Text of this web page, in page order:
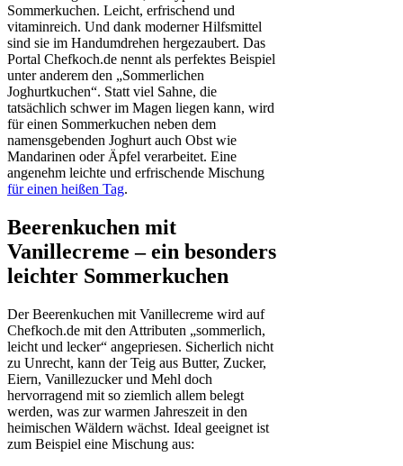
Sommerkuchen. Leicht, erfrischend und
vitaminreich. Und dank moderner Hilfsmittel
sind sie im Handumdrehen hergezaubert. Das
Portal Chefkoch.de nennt als perfektes Beispiel
unter anderem den „Sommerlichen
Joghurtkuchen“. Statt viel Sahne, die
tatsächlich schwer im Magen liegen kann, wird
für einen Sommerkuchen neben dem
namensgebenden Joghurt auch Obst wie
Mandarinen oder Äpfel verarbeitet. Eine
angenehm leichte und erfrischende Mischung
für einen heißen Tag.
Beerenkuchen mit
Vanillecreme – ein besonders
leichter Sommerkuchen
Der Beerenkuchen mit Vanillecreme wird auf
Chefkoch.de mit den Attributen „sommerlich,
leicht und lecker“ angepriesen. Sicherlich nicht
zu Unrecht, kann der Teig aus Butter, Zucker,
Eiern, Vanillezucker und Mehl doch
hervorragend mit so ziemlich allem belegt
werden, was zur warmen Jahreszeit in den
heimischen Wäldern wächst. Ideal geeignet ist
zum Beispiel eine Mischung aus: